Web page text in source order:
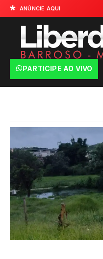
ANÚNCIE AQUI
PARTICIPE AO VIVO